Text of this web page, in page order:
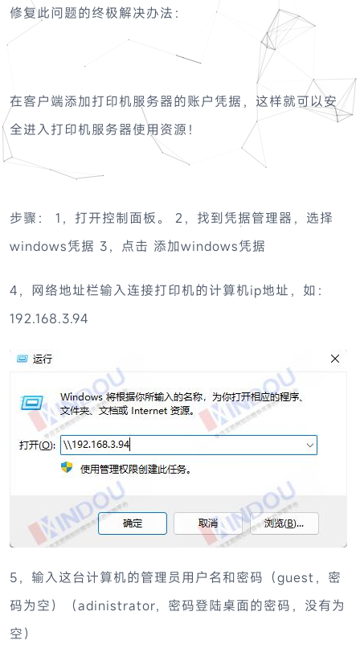
修复此问题的终极解决办法：
在客户端添加打印机服务器的账户凭据，这样就可以安
全进入打印机服务器使用资源！
步骤： 1，打开控制面板。 2，找到凭据管理器，选择
windows凭据 3，点击 添加windows凭据
4，网络地址栏输入连接打印机的计算机ip地址，如：
192.168.3.94
5，输入这台计算机的管理员用户名和密码（guest，密
码为空）（adinistrator，密码登陆桌面的密码，没有为
空）